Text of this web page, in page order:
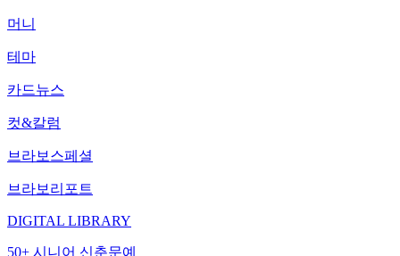
머니
테마
카드뉴스
컷&칼럼
브라보스페셜
브라보리포트
DIGITAL LIBRARY
50+ 시니어 신춘문예